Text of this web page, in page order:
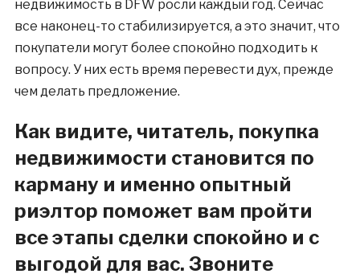
недвижимость в DFW росли каждый год. Сейчас
все наконец-то стабилизируется, а это значит, что
покупатели могут более спокойно подходить к
вопросу. У них есть время перевести дух, прежде
чем делать предложение.
Как видите, читатель, покупка
недвижимости становится по
карману и именно опытный
риэлтор поможет вам пройти
все этапы сделки спокойно и с
выгодой для вас. Звоните